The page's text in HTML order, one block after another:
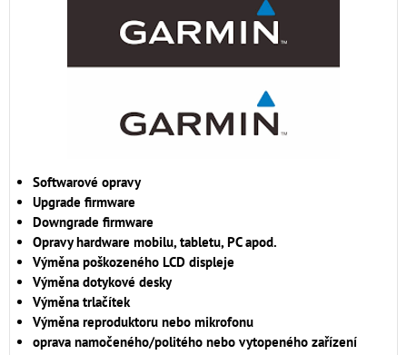
Softwarové opravy
Upgrade firmware
Downgrade firmware
Opravy hardware mobilu, tabletu, PC apod.
Výměna poškozeného LCD displeje
Výměna dotykové desky
Výměna trlačítek
Výměna reproduktoru nebo mikrofonu
oprava namočeného/politého nebo vytopeného zařízení